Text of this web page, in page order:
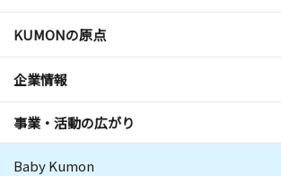
KUMONの原点
企業情報
事業・活動の広がり
Baby Kumon